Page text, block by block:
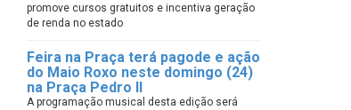
promove cursos gratuitos e incentiva geração
de renda no estado
Feira na Praça terá pagode e ação
do Maio Roxo neste domingo (24)
na Praça Pedro II
A programação musical desta edição será